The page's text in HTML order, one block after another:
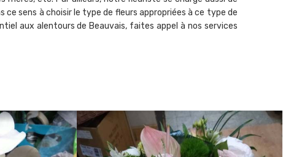
ce sens à choisir le type de fleurs appropriées à ce type de
aux alentours de Beauvais, faites appel à nos services